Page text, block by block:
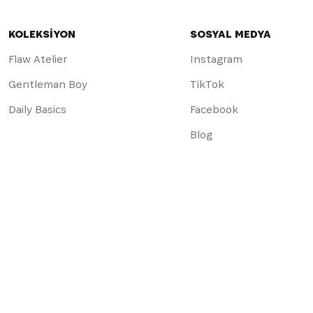
KOLEKSİYON
Flaw Atelier
Gentleman Boy
Daily Basics
SOSYAL MEDYA
Instagram
TikTok
Facebook
Blog